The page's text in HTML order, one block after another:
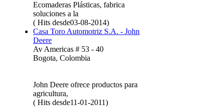
Ecomaderas Plásticas, fabrica
soluciones a la
( Hits desde03-08-2014)
Casa Toro Automotriz S.A. - John
Deere
Av Americas # 53 - 40
Bogota, Colombia
John Deere ofrece productos para
agricultura,
( Hits desde11-01-2011)